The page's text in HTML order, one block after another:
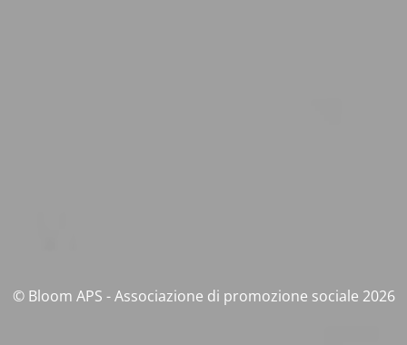
© Bloom APS - Associazione di promozione sociale 2026